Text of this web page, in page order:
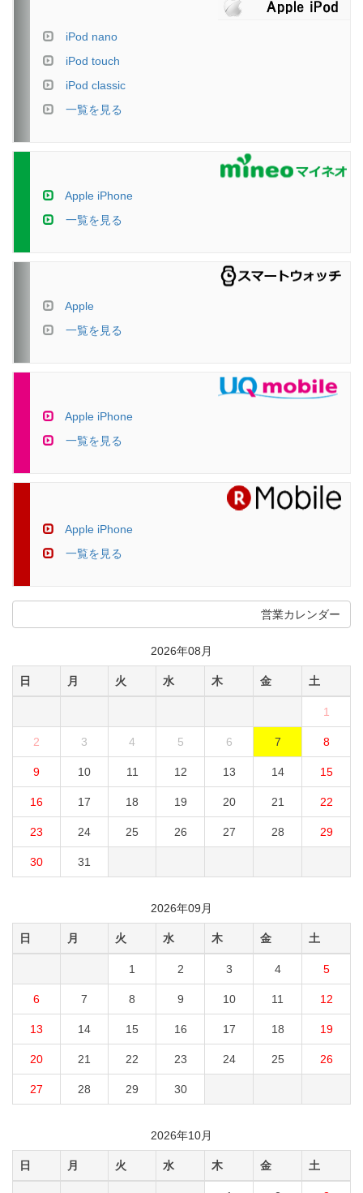
iPod nano
iPod touch
iPod classic
一覧を見る
Apple iPhone
一覧を見る
Apple
一覧を見る
Apple iPhone
一覧を見る
Apple iPhone
一覧を見る
営業カレンダー
2026年08月
日 月 火 水 木 金 土
1
2 3 4 5 6 7 8
9 10 11 12 13 14 15
16 17 18 19 20 21 22
23 24 25 26 27 28 29
30 31
2026年09月
日 月 火 水 木 金 土
1 2 3 4 5
6 7 8 9 10 11 12
13 14 15 16 17 18 19
20 21 22 23 24 25 26
27 28 29 30
2026年10月
日 月 火 水 木 金 土